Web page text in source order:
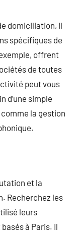
domiciliation, il
spécifiques de
offrent
de toutes
peut vous
d’une simple
la gestion
et la
Recherchez les
leurs
à Paris. Il